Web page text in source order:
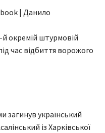
| Данило
окремій штурмовій
час відбиття ворожого
загинув український
із Харківської